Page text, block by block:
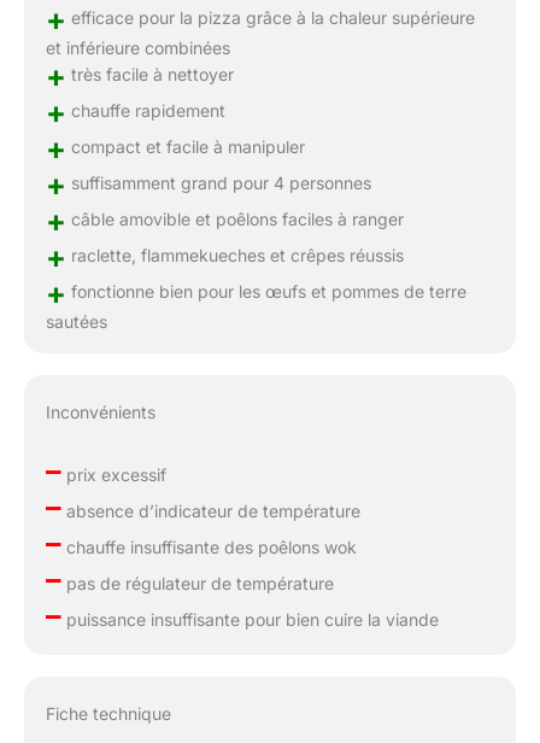
+ efficace pour la pizza grâce à la chaleur supérieure
et inférieure combinées
+ très facile à nettoyer
+ chauffe rapidement
+ compact et facile à manipuler
+ suffisamment grand pour 4 personnes
+ câble amovible et poêlons faciles à ranger
+ raclette, flammekueches et crêpes réussis
+ fonctionne bien pour les œufs et pommes de terre
sautées
Inconvénients
–prix excessif
–absence d’indicateur de température
–chauffe insuffisante des poêlons wok
–pas de régulateur de température
–puissance insuffisante pour bien cuire la viande
Fiche technique